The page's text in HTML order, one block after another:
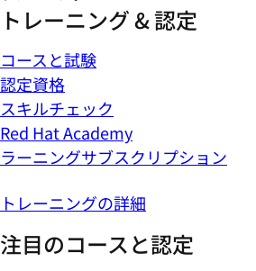
トレーニング & 認定
コースと試験
認定資格
スキルチェック
Red Hat Academy
ラーニングサブスクリプション
トレーニングの詳細
注目のコースと認定